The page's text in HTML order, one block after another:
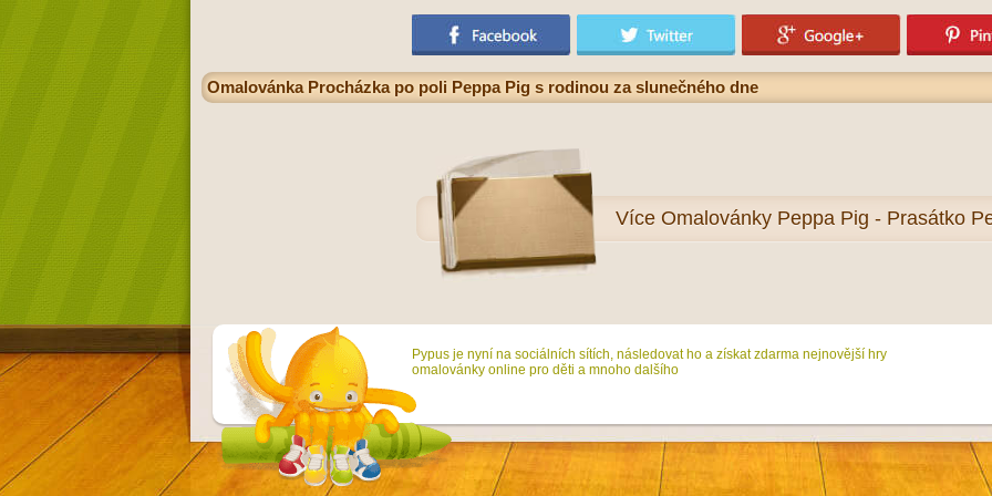
Omalovánka Procházka po poli Peppa Pig s rodinou za slunečného dne
Více Omalovánky Peppa Pig - Prasátko
Pypus je nyní na sociálních sítích, následovat ho a získat zdarma nejnovější hry
omalovánky online pro děti a mnoho dalšího